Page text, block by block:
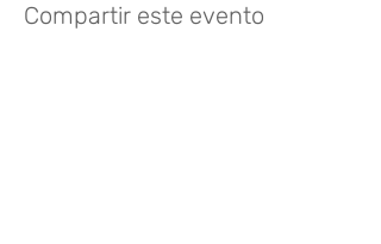
Compartir este evento